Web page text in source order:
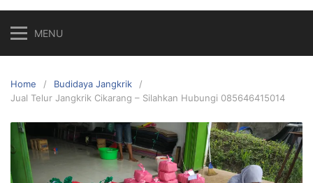
MENU
Home
Budidaya Jangkrik
Jual Telur Jangkrik Cikarang – Silahkan Hubungi 085646415014